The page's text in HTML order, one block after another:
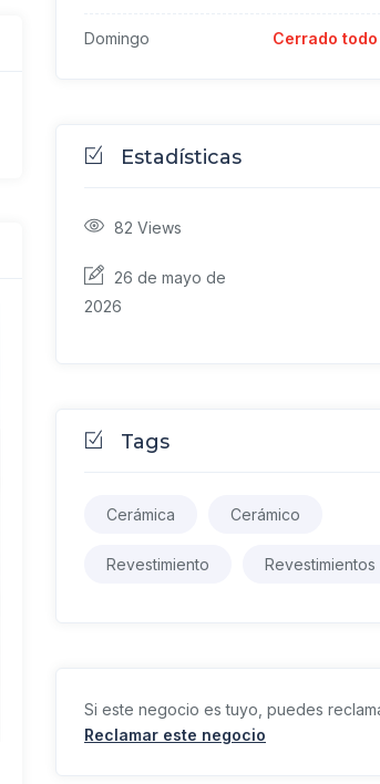
Domingo Cerrado
Estadísticas
82 Views
26 de mayo de
2026
Tags
Cerámica Cerámico
Revestimiento Revestimientos
Si este negocio es tuyo, puedes
Reclamar este negocio